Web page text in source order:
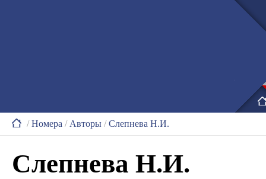
/Номера / Авторы /Слепнева Н.И.
Слепнева Н.И.